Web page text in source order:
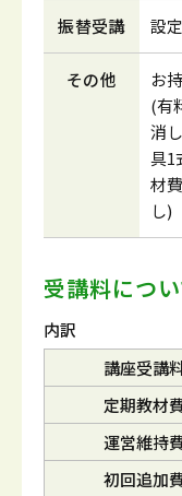
振替受講 設
その他
お
(有
消
具1
材
し)
受講料につ
内訳
講座受講
定期教材
運営維持
初回追加